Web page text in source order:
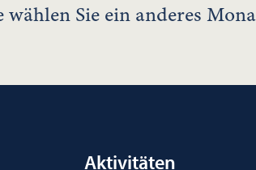
Sie ein anderes
Aktivitäten